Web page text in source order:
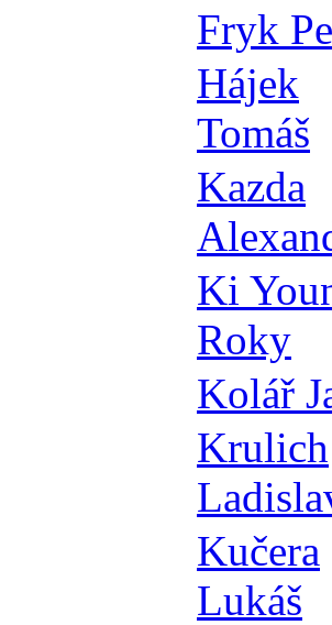
Fryk
Hájek
Tomáš
Kazda
Ki
Roky
Kolář
Krulich
Kučera
Lukáš